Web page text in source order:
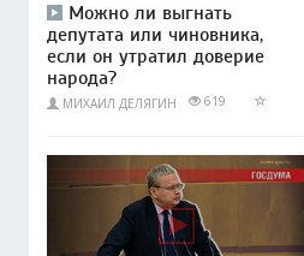
Можно ли выгнать
депутата или чиновника,
если он утратил доверие
народа?
МИХАИЛ ДЕЛЯГИН 619